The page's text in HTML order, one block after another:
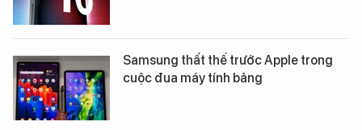
Samsung thất thế trước Apple trong
cuộc đua máy tính bảng